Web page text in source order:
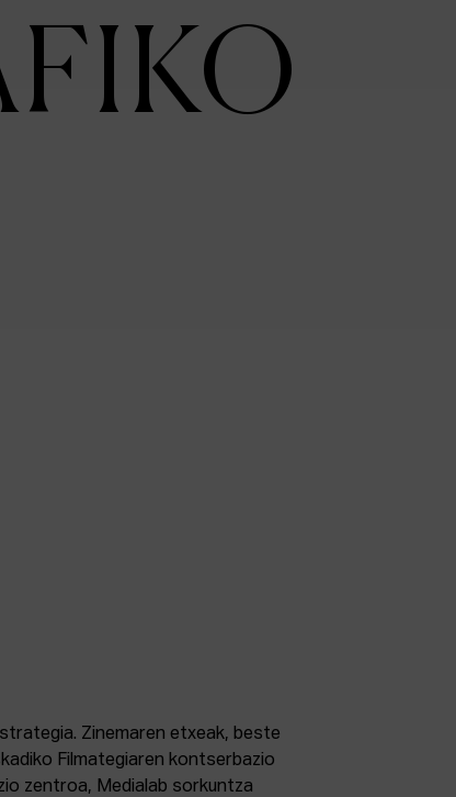
Zinemaren etxeak, beste
Filmategiaren kontserbazio
zentroa, Medialab sorkuntza